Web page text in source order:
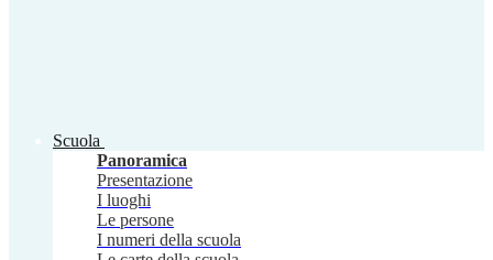
Scuola
Panoramica
Presentazione
I luoghi
Le persone
I numeri della scuola